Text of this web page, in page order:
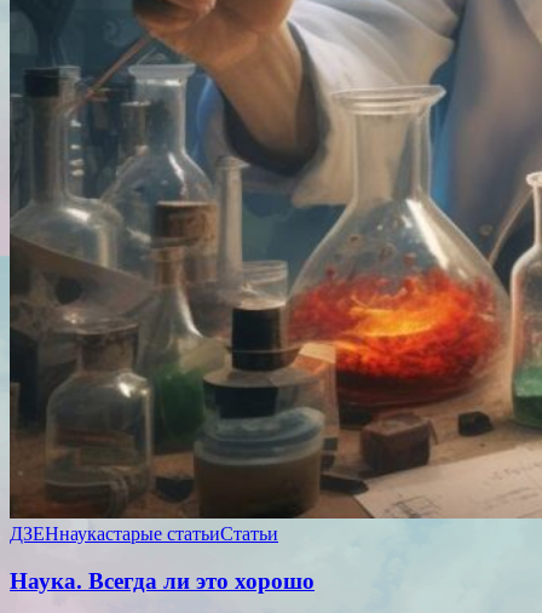
ДЗЕНнаукастарые статьиСтатьи
Наука. Всегда ли это хорошо